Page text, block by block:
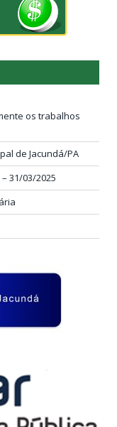
os trabalhos
de Jacundá/PA
31/03/2025